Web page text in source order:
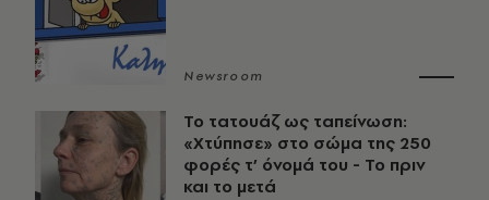
Newsroom
Το τατουάζ ως ταπείνωση:
«Χτύπησε» στο σώμα της 250
φορές τ’ όνομά του - Το πριν
και το μετά